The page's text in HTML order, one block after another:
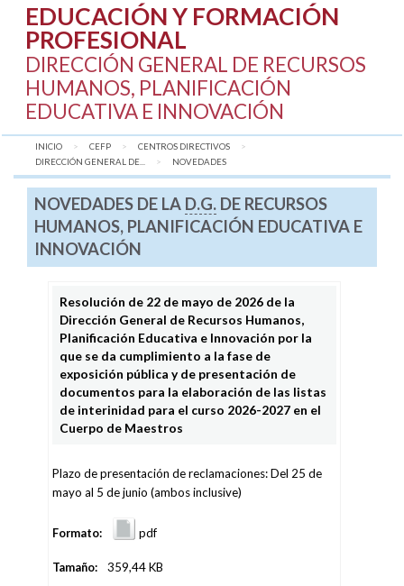
EDUCACIÓN Y FORMACIÓN
PROFESIONAL
DIRECCIÓN GENERAL DE RECURSOS
HUMANOS, PLANIFICACIÓN
EDUCATIVA E INNOVACIÓN
INICIO CEFP
CENTROS DIRECTIVOS
DIRECCIÓN GENERAL DE...
AQUÍ:
NOVEDADES
NOVEDADES DE LA D.G.DE RECURSOS
HUMANOS, PLANIFICACIÓN EDUCATIVA E
INNOVACIÓN
Resolución de 22 de mayo de 2026 de la
Dirección General de Recursos Humanos,
Planificación Educativa e Innovación por la
que se da cumplimiento a la fase de
exposición pública y de presentación de
documentos para la elaboración de las listas
de interinidad para el curso 2026-2027 en el
Cuerpo de Maestros
Plazo de presentación de reclamaciones: Del 25 de
mayo al 5 de junio (ambos inclusive)
Formato: pdf
Tamaño: 359,44 KB